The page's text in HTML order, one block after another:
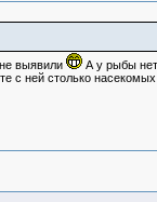
выявили
А у рыбы
ней столько насекомых